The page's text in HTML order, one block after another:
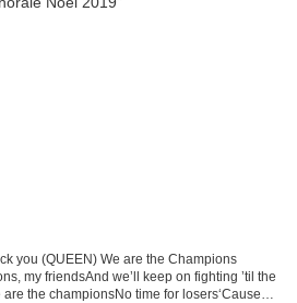
you (QUEEN) We are the Champions
my friendsAnd we’ll keep on fighting ’til the
the championsNo time for losers‘Cause